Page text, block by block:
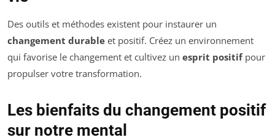
Des outils et méthodes existent pour instaurer un
changement durable et positif. Créez un environnement
qui favorise le changement et cultivez un esprit positifpour
propulser votre transformation.
Les bienfaits du changement positif
sur notre mental